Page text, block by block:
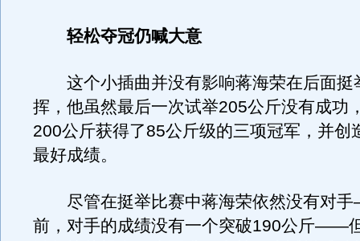
轻松夺冠仍喊大意
这个小插曲并没有影响蒋海荣在后面挺
挥，他虽然最后一次试举205公斤没有成功
200公斤获得了85公斤级的三项冠军，并创
最好成绩。
尽管在挺举比赛中蒋海荣依然没有对
前，对手的成绩没有一个突破190公斤——